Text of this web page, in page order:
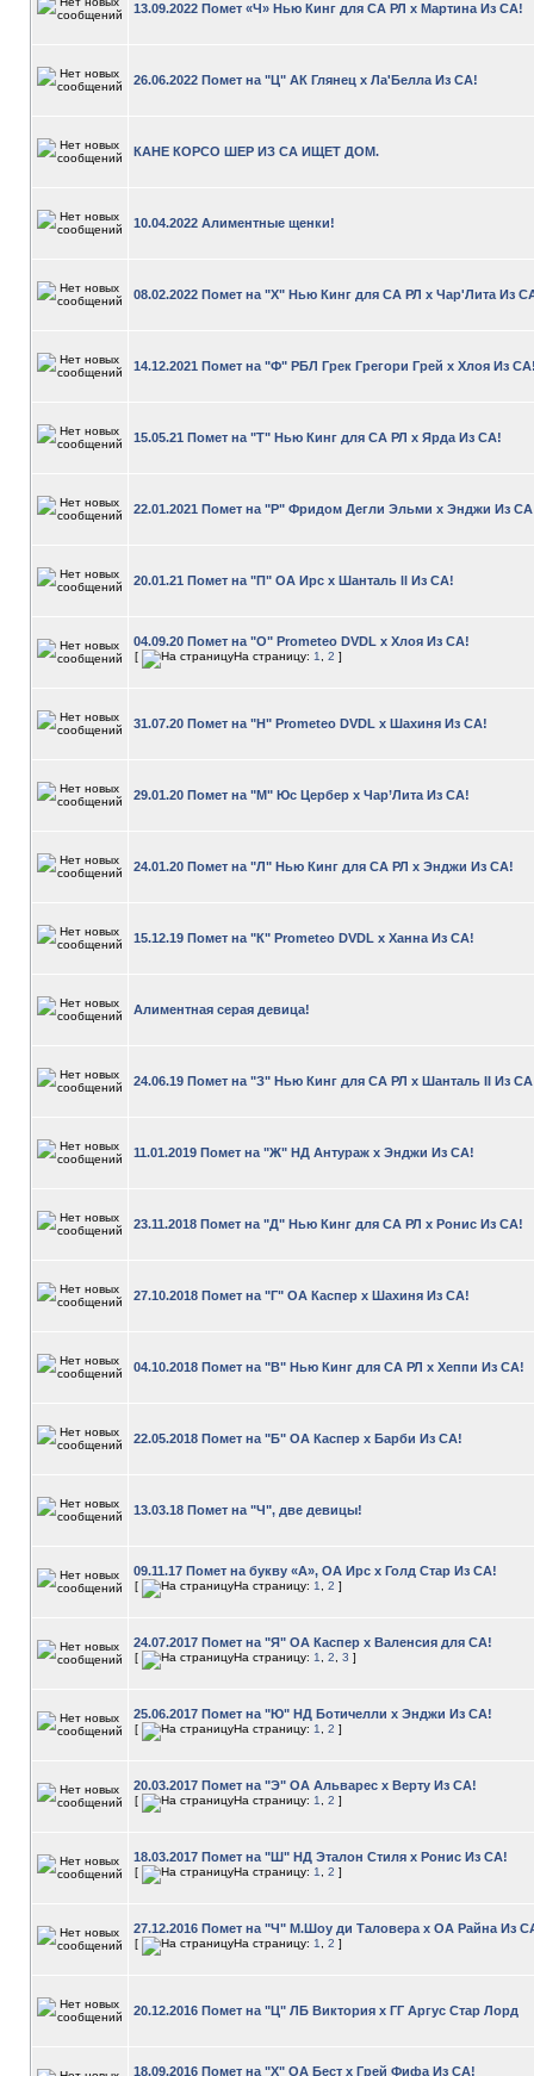
13.09.2022 Помет «Ч» Нью Кинг для СА РЛ х Мартина Из СА!
26.06.2022 Помет на "Ц" АК Глянец х Ла'Белла Из СА!
КАНЕ КОРСО ШЕР ИЗ СА ИЩЕТ ДОМ.
10.04.2022 Алиментные щенки!
08.02.2022 Помет на "Х" Нью Кинг для СА РЛ х Чар'Лита Из
14.12.2021 Помет на "Ф" РБЛ Грек Грегори Грей х Хлоя Из
15.05.21 Помет на "Т" Нью Кинг для СА РЛ х Ярда Из СА!
22.01.2021 Помет на "Р" Фридом Дегли Эльми х Энджи Из
20.01.21 Помет на "П" ОА Ирс х Шанталь ll Из СА!
04.09.20 Помет на "О" Prometeo DVDL х Хлоя Из СА!
[ На страницу: 1 2 ]
31.07.20 Помет на "Н" Prometeo DVDL х Шахиня Из СА!
29.01.20 Помет на "М" Юс Цербер х Чар’Лита Из СА!
24.01.20 Помет на "Л" Нью Кинг для СА РЛ х Энджи Из СА!
15.12.19 Помет на "К" Prometeo DVDL х Ханна Из СА!
Алиментная серая девица!
24.06.19 Помет на "З" Нью Кинг для СА РЛ х Шанталь II Из
11.01.2019 Помет на "Ж" НД Антураж х Энджи Из СА!
23.11.2018 Помет на "Д" Нью Кинг для СА РЛ х Ронис Из СА!
27.10.2018 Помет на "Г" ОА Каспер х Шахиня Из СА!
04.10.2018 Помет на "В" Нью Кинг для СА РЛ х Хеппи Из СА!
22.05.2018 Помет на "Б" ОА Каспер х Барби Из СА!
13.03.18 Помет на "Ч", две девицы!
09.11.17 Помет на букву «А», ОА Ирс х Голд Стар Из СА!
[ На страницу: 1 2 ]
24.07.2017 Помет на "Я" ОА Каспер х Валенсия для СА!
[ На страницу: 1 2 3 ]
25.06.2017 Помет на "Ю" НД Ботичелли х Энджи Из СА!
[ На страницу: 1 2 ]
20.03.2017 Помет на "Э" ОА Альварес х Верту Из СА!
[ На страницу: 1 2 ]
18.03.2017 Помет на "Ш" НД Эталон Стиля х Ронис Из СА!
[ На страницу: 1 2 ]
27.12.2016 Помет на "Ч" М.Шоу ди Таловера х ОА Райна Из
[ На страницу: 1 2 ]
20.12.2016 Помет на "Ц" ЛБ Виктория х ГГ Аргус Стар Лорд
18.09.2016 Помет на "Х" ОА Бест х Грей Фифа Из СА!